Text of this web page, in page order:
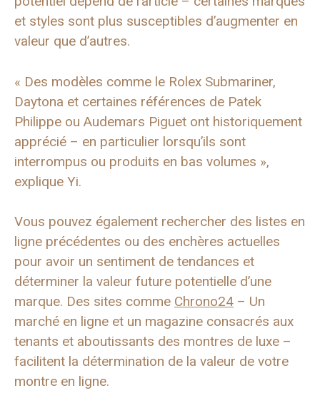
et styles sont plus susceptibles d’augmenter en
valeur que d’autres.
« Des modèles comme le Rolex Submariner,
Daytona et certaines références de Patek
Philippe ou Audemars Piguet ont historiquement
apprécié – en particulier lorsqu’ils sont
interrompus ou produits en bas volumes »,
explique Yi.
Vous pouvez également rechercher des listes en
ligne précédentes ou des enchères actuelles
pour avoir un sentiment de tendances et
déterminer la valeur future potentielle d’une
marque. Des sites comme Chrono24 – Un
marché en ligne et un magazine consacrés aux
tenants et aboutissants des montres de luxe –
facilitent la détermination de la valeur de votre
montre en ligne.